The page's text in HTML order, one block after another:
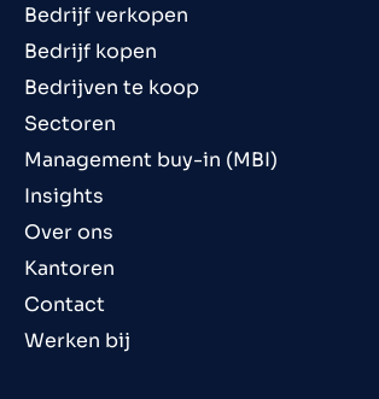
Bedrijf verkopen
Bedrijf kopen
Bedrijven te koop
Sectoren
Management buy-in (MBI)
Insights
Over ons
Kantoren
Contact
Werken bij